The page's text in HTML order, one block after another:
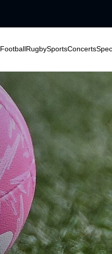
FootballRugbySportsConcerts